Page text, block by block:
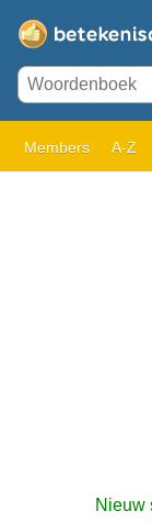
Members A-Z
Nieuw